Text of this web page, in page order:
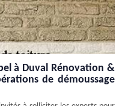
à Duval Rénovation &
de démoussage